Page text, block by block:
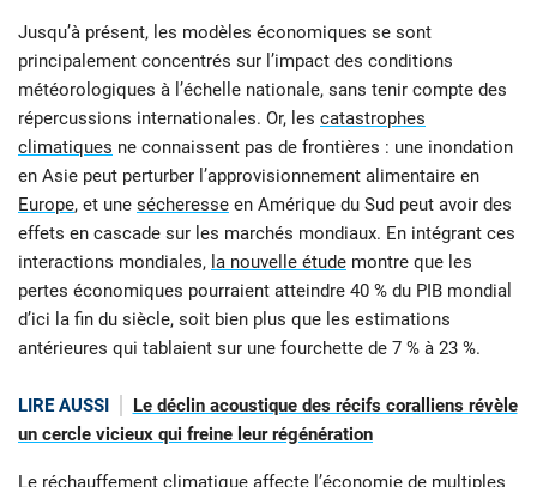
Jusqu’à présent, les modèles économiques se sont
principalement concentrés sur l’impact des conditions
météorologiques à l’échelle nationale, sans tenir compte des
répercussions internationales. Or, les catastrophes
climatiques ne connaissent pas de frontières : une inondation
en Asie peut perturber l’approvisionnement alimentaire en
Europe, et une sécheresse en Amérique du Sud peut avoir des
effets en cascade sur les marchés mondiaux. En intégrant ces
interactions mondiales, la nouvelle étude montre que les
pertes économiques pourraient atteindre 40 % du PIB mondial
d’ici la fin du siècle, soit bien plus que les estimations
antérieures qui tablaient sur une fourchette de 7 % à 23 %.
LIRE AUSSI
Le déclin acoustique des récifs coralliens révèle
un cercle vicieux qui freine leur régénération
Le réchauffement climatique affecte l’économie de multiples